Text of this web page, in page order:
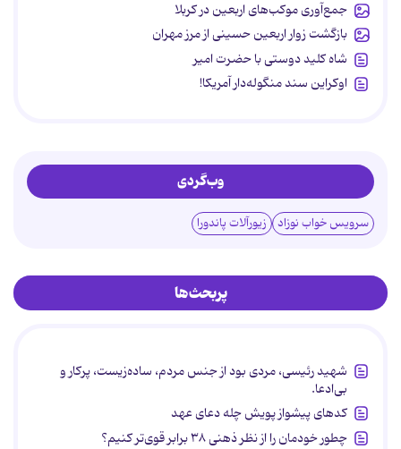
جمع‌آوری موکب‌های اربعین در کربلا
بازگشت زوار اربعین حسینی از مرز مهران
شاه کلید دوستی با حضرت امیر
اوکراین سند منگوله‌دار آمریکا!
وب‌گردی
سرویس خواب نوزاد زیورآلات پاندورا
پربحث‌ها
شهید رئیسی، مردی بود از جنس مردم، ساده‌زیست، پرکار و
بی‌ادعا.
کدهای پیشواز پویش چله دعای عهد
چطور خودمان را از نظر ذهنی ۳۸ برابر قوی‌تر کنیم؟